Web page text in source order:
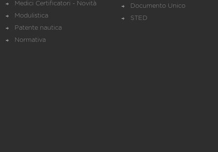
Medici Certificatori - Novità
Modulistica
Patente nautica
Normativa
Documento Unico
STED